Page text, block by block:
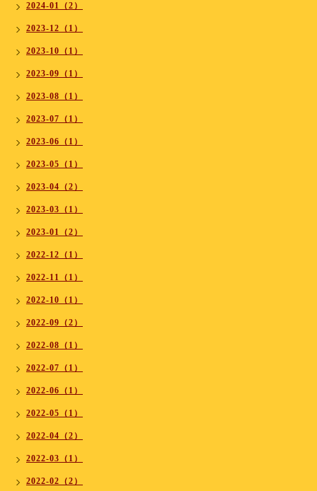
2024-01（2）
2023-12（1）
2023-10（1）
2023-09（1）
2023-08（1）
2023-07（1）
2023-06（1）
2023-05（1）
2023-04（2）
2023-03（1）
2023-01（2）
2022-12（1）
2022-11（1）
2022-10（1）
2022-09（2）
2022-08（1）
2022-07（1）
2022-06（1）
2022-05（1）
2022-04（2）
2022-03（1）
2022-02（2）